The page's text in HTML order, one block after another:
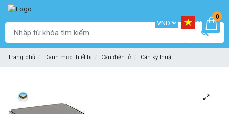
0
Trang chủ Danh mục thiết bị Cân điện tử Cân kỹ thuật